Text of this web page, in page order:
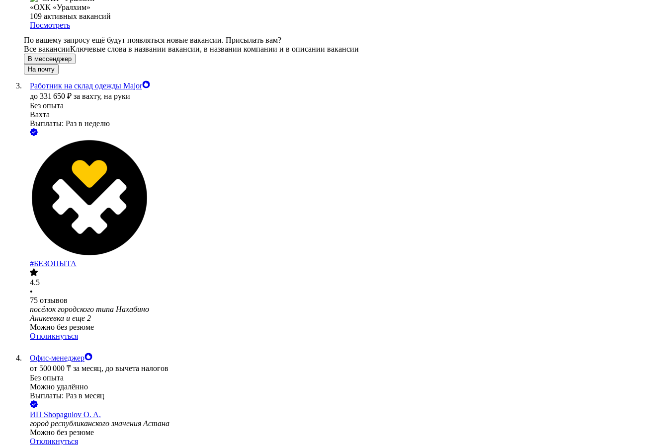
«ОХК «Уралхим»
109 активных вакансий
Посмотреть
По вашему запросу ещё будут появляться новые вакансии. Присылать вам?
Все вакансииКлючевые слова в названии вакансии, в названии компании и в описании вакансии
В мессенджер
На почту
Работник на склад одежды Major
до 331 650 ₽ за вахту, на руки
Без опыта
Вахта
Выплаты: Раз в неделю
#БЕЗОПЫТА
4.5
•
75 отзывов
посёлок городского типа Нахабино
Аникеевка и еще 2
Можно без резюме
Откликнуться
Офис-менеджер
от 500 000 ₸ за месяц, до вычета налогов
Без опыта
Можно удалённо
Выплаты: Раз в месяц
ИП Shopagulov O. A.
город республиканского значения Астана
Можно без резюме
Откликнуться